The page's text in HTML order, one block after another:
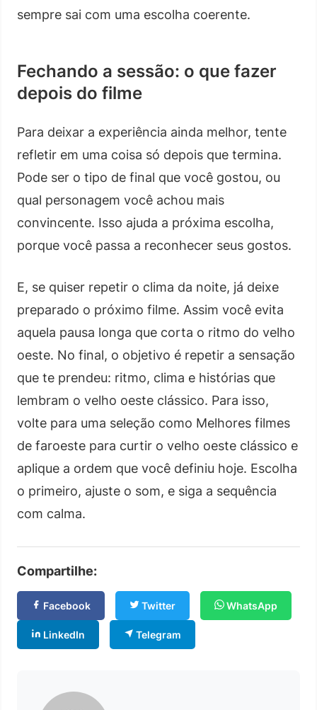
sempre sai com uma escolha coerente.
Fechando a sessão: o que fazer
depois do filme
Para deixar a experiência ainda melhor, tente
refletir em uma coisa só depois que termina.
Pode ser o tipo de final que você gostou, ou
qual personagem você achou mais
convincente. Isso ajuda a próxima escolha,
porque você passa a reconhecer seus gostos.
E, se quiser repetir o clima da noite, já deixe
preparado o próximo filme. Assim você evita
aquela pausa longa que corta o ritmo do velho
oeste. No final, o objetivo é repetir a sensação
que te prendeu: ritmo, clima e histórias que
lembram o velho oeste clássico. Para isso,
volte para uma seleção como Melhores filmes
de faroeste para curtir o velho oeste clássico e
aplique a ordem que você definiu hoje. Escolha
o primeiro, ajuste o som, e siga a sequência
com calma.
Compartilhe:
Facebook Twitter WhatsApp
LinkedIn Telegram